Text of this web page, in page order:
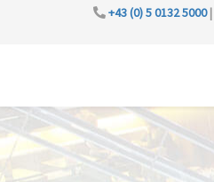
+43 (0) 5 0132 5000|